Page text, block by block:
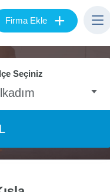
Firma Ekle +
Seçiniz